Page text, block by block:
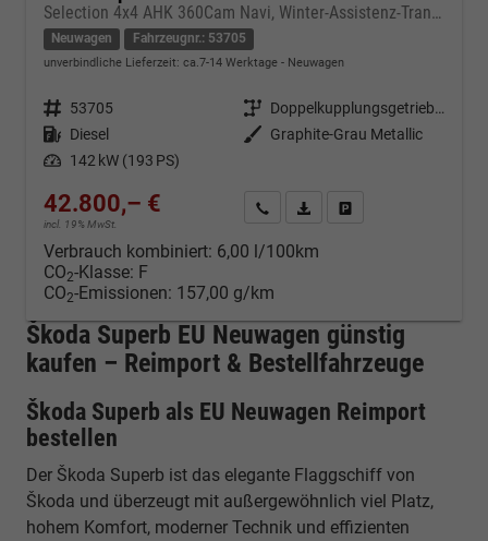
Selection 4x4 AHK 360Cam Navi, Winter-Assistenz-Transportpaket
Neuwagen Fahrzeugnr.: 53705
unverbindliche Lieferzeit: ca.7-14 Werktage Neuwagen
Fahrzeugnr. 53705 Getriebe
Doppelkupplungsgetriebe (DSG)
Kraftstoff Diesel Außenfarbe
Graphite-Grau Metallic
Leistung 142 kW (193 PS)
42.800,– €
incl. 19% MwSt.
Kontakt & Angebot anfordern
PDF-Datei, Fahrzeugexposé
Verbrauch kombiniert: 6,00 l/100km
CO2-Klasse: F
CO2-Emissionen: 157,00 g/km
Škoda Superb EU Neuwagen günstig
kaufen – Reimport & Bestellfahrzeuge
Škoda Superb als EU Neuwagen Reimport
bestellen
Der Škoda Superb ist das elegante Flaggschiff von
Škoda und überzeugt mit außergewöhnlich viel Platz,
hohem Komfort, moderner Technik und effizienten